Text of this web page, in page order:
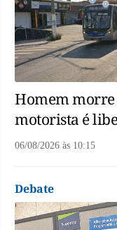
Homem morre
motorista é
06/08/2026 às 10:15
Debate